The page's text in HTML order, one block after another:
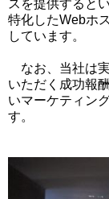
スを提供すると
特化したWebホ
しています。
なお、当社は
いただく成功報
いマーケティン
す。